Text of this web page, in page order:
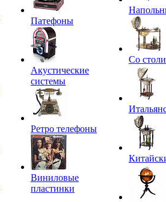
Патефоны
Акустические
системы
Ретро телефоны
Виниловые
пластинки
Со